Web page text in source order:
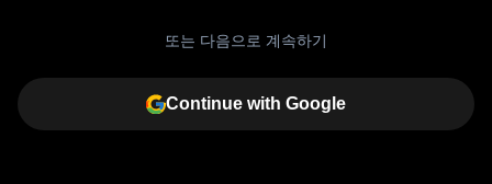
또는 다음으로 계속하기
Continue with Google